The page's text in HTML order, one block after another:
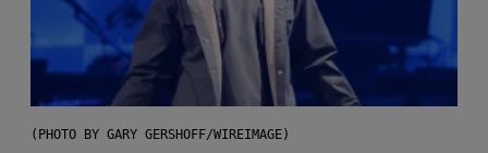
(PHOTO BY GARY GERSHOFF/WIREIMAGE)